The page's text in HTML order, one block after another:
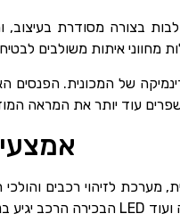
בצורה מסודרת בעיצוב,
של המכונית. הפנסים
לזיהוי רכבים והולכי